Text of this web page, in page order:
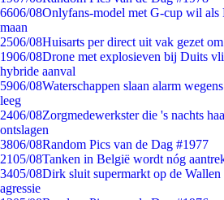
6606/08Onlyfans-model met G-cup wil als
maan
2506/08Huisarts per direct uit vak gezet
1906/08Drone met explosieven bij Duits
hybride aanval
5906/08Waterschappen slaan alarm
leeg
2406/08Zorgmedewerkster die 's nachts
ontslagen
3806/08Random Pics van de Dag #1977
2105/08Tanken in België wordt nóg
3405/08Dirk sluit supermarkt op de
agressie